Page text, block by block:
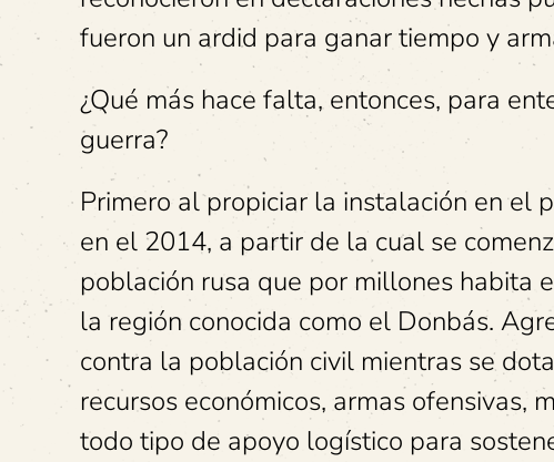
fueron un ardid para ganar tiempo y
¿Qué más hace falta, entonces, para
guerra?
Primero al propiciar la instalación en el
en el 2014, a partir de la cual se
población rusa que por millones habita
la región conocida como el Donbás.
contra la población civil mientras se
recursos económicos, armas ofensivas,
todo tipo de apoyo logístico para